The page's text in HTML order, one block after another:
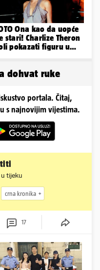
Ona kao da uopće
stari! Charlize Theron
pokazati figuru u
dohvat ruke
portala. Čitaj,
s najnovijim vijestima.
tijeku
crna kronika
17